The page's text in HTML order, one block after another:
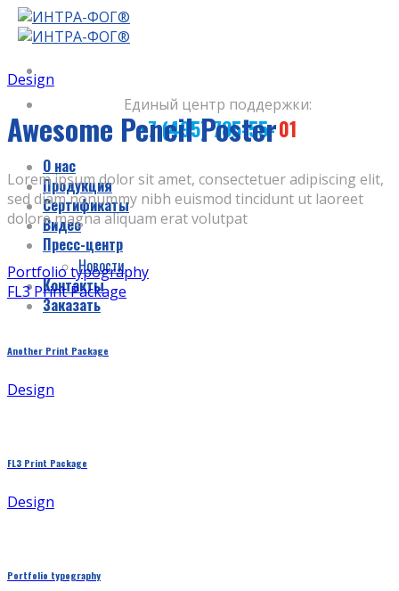
Skip
to
Единый центр поддержки:
+7 (495) 785-55-01
О нас
Продукция
Сертификаты
Видео
Пресс-центр
Новости
Контакты
Заказать
Design
Awesome Pencil Poster
Lorem ipsum dolor sit amet, consectetuer adipiscing elit,
sed diam nonummy nibh euismod tincidunt ut laoreet
dolore magna aliquam erat volutpat
Portfolio typography
FL3 Print Package
Another Print Package
Design
FL3 Print Package
Design
Portfolio typography